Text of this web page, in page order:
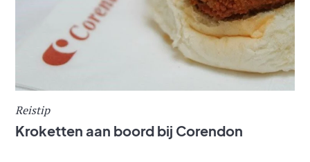
Reistip
Kroketten aan boord bij Corendon